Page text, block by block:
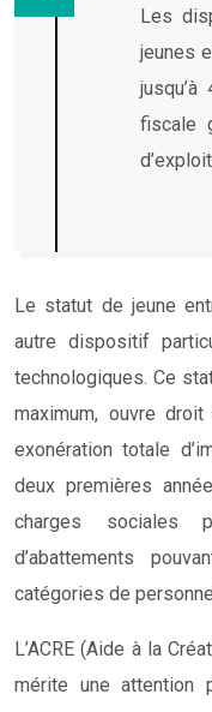
Les
jeunes
jusqu’à
fiscale
Le statut de jeune
autre dispositif
technologiques. Ce
maximum, ouvre
exonération totale
deux premières
charges sociales
d’abattements
catégories de
L’ACRE (Aide à la
mérite une attention